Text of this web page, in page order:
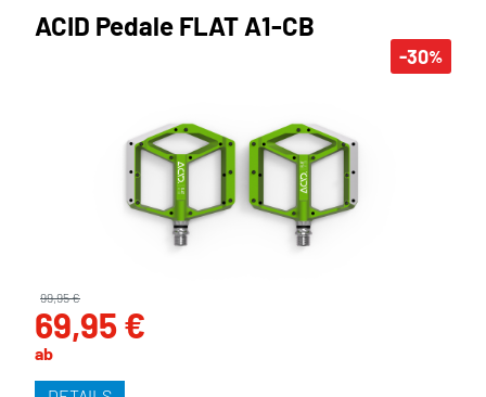
-30%
ACID Pedale FLAT A1-CB
ab
69,95 €
99,95 €